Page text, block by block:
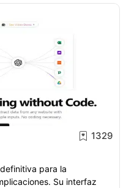
1329
para la
Su interfaz